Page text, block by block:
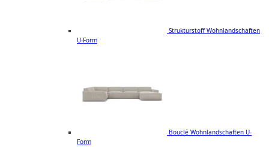
Strukturstoff Wohnlandschaften
U-Form
Bouclé Wohnlandschaften U-
Form